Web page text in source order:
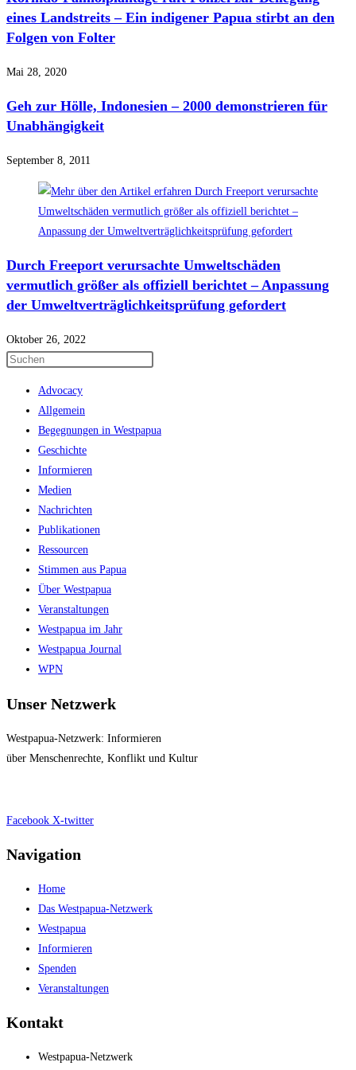
eines Landstreits – Ein indigener Papua stirbt an den
Folgen von Folter
Mai 28, 2020
Geh zur Hölle, Indonesien – 2000 demonstrieren für
Unabhängigkeit
September 8, 2011
Durch Freeport verursachte Umweltschäden
vermutlich größer als offiziell berichtet – Anpassung
der Umweltverträglichkeitsprüfung gefordert
Oktober 26, 2022
the
Advocacy
Allgemein
Begegnungen in Westpapua
Geschichte
Informieren
Medien
Nachrichten
Publikationen
Ressourcen
Stimmen aus Papua
Über Westpapua
Veranstaltungen
Westpapua im Jahr
Westpapua Journal
WPN
Unser Netzwerk
Westpapua-Netzwerk: Informieren
über Menschenrechte, Konflikt und Kultur
Facebook X-twitter
Navigation
Home
Das Westpapua-Netzwerk
Westpapua
Informieren
Spenden
Veranstaltungen
Kontakt
Westpapua-Netzwerk